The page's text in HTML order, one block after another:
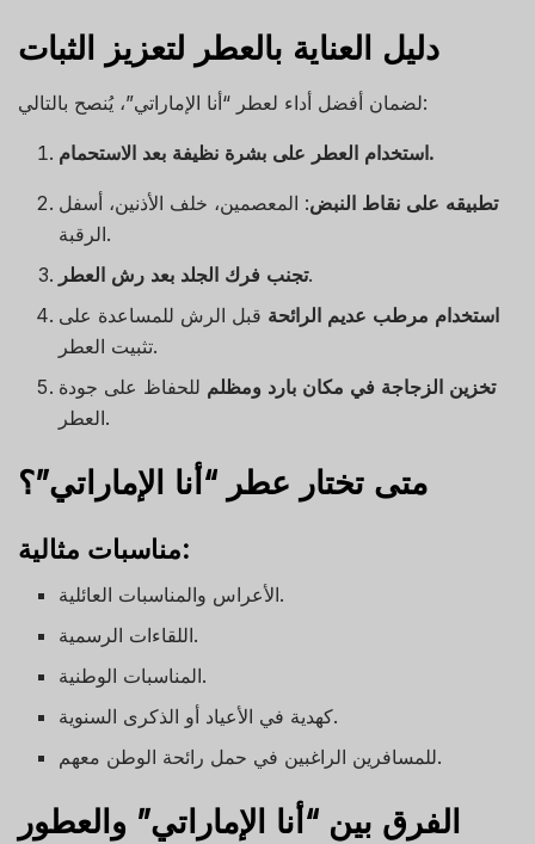
دليل العناية بالعطر لتعزيز الثبات
لضمان أفضل أداء لعطر “أنا الإماراتي”، يُنصح بالتالي:
استخدام العطر على بشرة نظيفة بعد الاستحمام.
تطبيقه على نقاط النبض: المعصمين، خلف الأذنين، أسفل
الرقبة.
تجنب فرك الجلد بعد رش العطر.
استخدام مرطب عديم الرائحة قبل الرش للمساعدة على
تثبيت العطر.
تخزين الزجاجة في مكان بارد ومظلم للحفاظ على جودة
العطر.
متى تختار عطر “أنا الإماراتي”؟
مناسبات مثالية:
الأعراس والمناسبات العائلية.
اللقاءات الرسمية.
المناسبات الوطنية.
كهدية في الأعياد أو الذكرى السنوية.
للمسافرين الراغبين في حمل رائحة الوطن معهم.
الفرق بين “أنا الإماراتي” والعطور